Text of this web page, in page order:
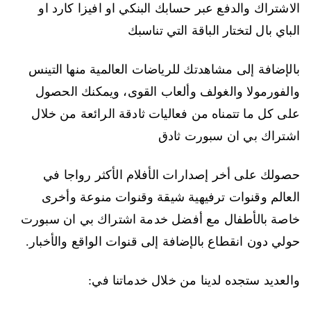
الاشتراك والدفع عبر حسابك البنكي او افيزا كارد او
الباي بال لتختار الباقة التي تناسبك
بالإضافة إلى مشاهدتك للرياضات العالمية منها التينس
والفورمولا والغولف وألعاب القوى، ويمكنك الحصول
على كل ما تتمناه من فعاليات ثادقة الرائعة من خلال
اشتراك بي ان سبورت ثادق
حصولك على أخر إصدارات الأفلام الأكثر رواجا في
العالم وقنوات ترفيهية شيقة وقنوات منوعة وأخرى
خاصة بالأطفال مع أفضل خدمة اشتراك بي ان سبورت
حولي دون انقطاع بالإضافة إلى قنوات الواقع والأخبار.
والعديد ستجده لدينا من خلال خدماتنا في: